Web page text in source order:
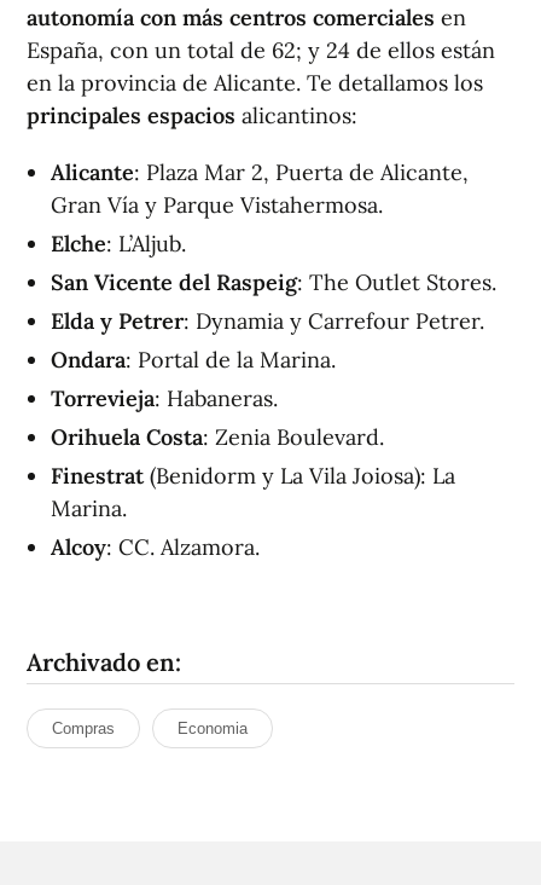
autonomía con más centros comerciales en
España, con un total de 62; y 24 de ellos están
en la provincia de Alicante. Te detallamos los
principales espacios alicantinos:
Alicante: Plaza Mar 2, Puerta de Alicante,
Gran Vía y Parque Vistahermosa.
Elche: L’Aljub.
San Vicente del Raspeig: The Outlet Stores.
Elda y Petrer: Dynamia y Carrefour Petrer.
Ondara: Portal de la Marina.
Torrevieja: Habaneras.
Orihuela Costa: Zenia Boulevard.
Finestrat(Benidorm y La Vila Joiosa): La
Marina.
Alcoy: CC. Alzamora.
Archivado en:
Compras Economia